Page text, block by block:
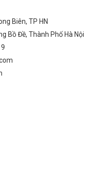
Biên, TP HN
Bồ Đề, Thành Phố Hà Nội